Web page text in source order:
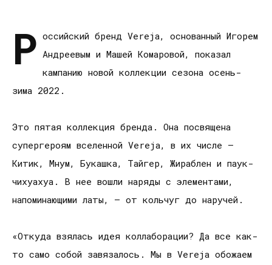
Р оссийский бренд Vereja, основанный Игорем
Андреевым и Машей Комаровой, показал
кампанию новой коллекции сезона осень-
зима 2022.
Это пятая коллекция бренда. Она посвящена
супергероям вселенной Vereja, в их числе —
Китик, Мнум, Букашка, Тайгер, Жираблен и паук-
чихуахуа. В нее вошли наряды с элементами,
напоминающими латы, — от кольчуг до наручей.
«Откуда взялась идея коллаборации? Да все как-
то само собой завязалось. Мы в Vereja обожаем